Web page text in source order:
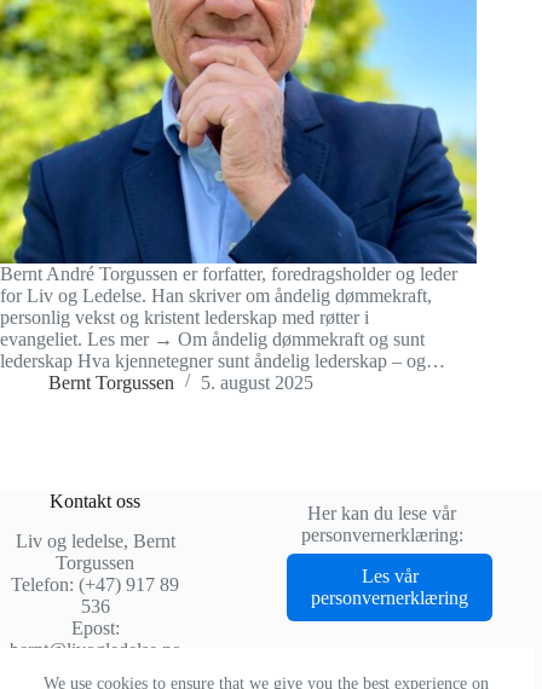
We use cookies to ensure that we give you the best experience on
Bernt André Torgussen er forfatter, foredragsholder og leder
for Liv og Ledelse. Han skriver om åndelig dømmekraft,
personlig vekst og kristent lederskap med røtter i
evangeliet. Les mer → Om åndelig dømmekraft og sunt
lederskap Hva kjennetegner sunt åndelig lederskap – og…
Bernt Torgussen
5. august 2025
Kontakt oss
Liv og ledelse, Bernt
Torgussen
Telefon: (+47) 917 89
536
Epost:
bernt@livogledelse.no
Her kan du lese vår
personvernerklæring:
Les vår
personvernerklæring